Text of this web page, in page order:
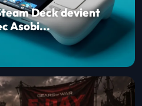
Deck devient
Asobi...